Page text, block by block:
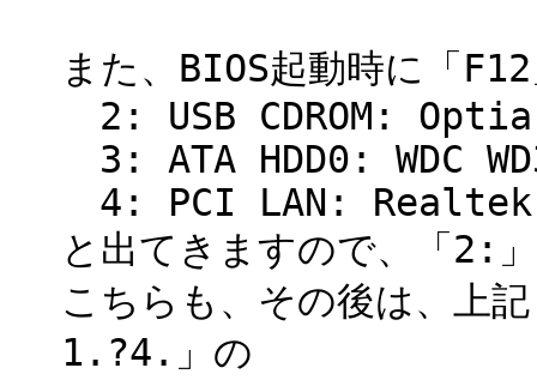
また、BIOS起動時に「
2: USB CDROM:
3: ATA HDD0: WDC
4: PCI LAN:
と出てきますので、「2:
こちらも、その後は、
1.?4.」の